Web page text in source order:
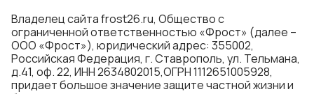
Владелец сайта frost26.ru, Общество с
ограниченной ответственностью «Фрост» (далее –
ООО «Фрост»), юридический адрес: 355002,
Российская Федерация, г. Ставрополь, ул. Тельмана,
д.41, оф. 22, ИНН 2634802015,ОГРН 1112651005928,
придает большое значение защите частной жизни и